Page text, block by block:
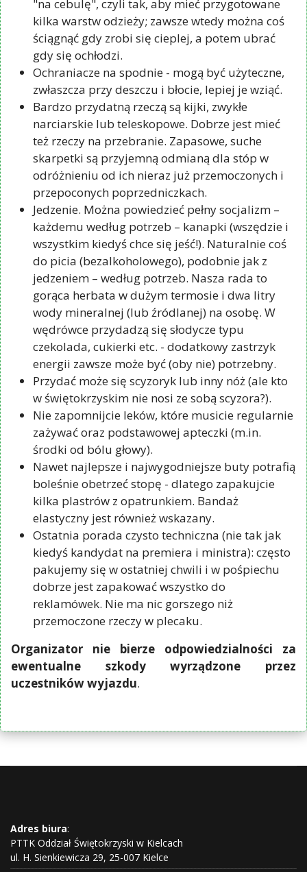
"na cebulę", czyli tak, aby mieć przygotowane
kilka warstw odzieży; zawsze wtedy można coś
ściągnąć gdy zrobi się cieplej, a potem ubrać
gdy się ochłodzi.
Ochraniacze na spodnie - mogą być użyteczne,
zwłaszcza przy deszczu i błocie, lepiej je wziąć.
Bardzo przydatną rzeczą są kijki, zwykłe
narciarskie lub teleskopowe. Dobrze jest mieć
też rzeczy na przebranie. Zapasowe, suche
skarpetki są przyjemną odmianą dla stóp w
odróżnieniu od ich nieraz już przemoczonych i
przepoconych poprzedniczkach.
Jedzenie. Można powiedzieć pełny socjalizm –
każdemu według potrzeb – kanapki (wszędzie i
wszystkim kiedyś chce się jeść!). Naturalnie coś
do picia (bezalkoholowego), podobnie jak z
jedzeniem – według potrzeb. Nasza rada to
gorąca herbata w dużym termosie i dwa litry
wody mineralnej (lub źródlanej) na osobę. W
wędrówce przydadzą się słodycze typu
czekolada, cukierki etc. - dodatkowy zastrzyk
energii zawsze może być (oby nie) potrzebny.
Przydać może się scyzoryk lub inny nóż (ale kto
w świętokrzyskim nie nosi ze sobą scyzora?).
Nie zapomnijcie leków, które musicie regularnie
zażywać oraz podstawowej apteczki (m.in.
środki od bólu głowy).
Nawet najlepsze i najwygodniejsze buty potrafią
boleśnie obetrzeć stopę - dlatego zapakujcie
kilka plastrów z opatrunkiem. Bandaż
elastyczny jest również wskazany.
Ostatnia porada czysto techniczna (nie tak jak
kiedyś kandydat na premiera i ministra): często
pakujemy się w ostatniej chwili i w pośpiechu
dobrze jest zapakować wszystko do
reklamówek. Nie ma nic gorszego niż
przemoczone rzeczy w plecaku.
Organizator nie bierze odpowiedzialności za
ewentualne szkody wyrządzone przez
uczestników wyjazdu.
Adres biura:
PTTK Oddział Świętokrzyski w Kielcach
ul. H. Sienkiewicza 29, 25-007 Kielce